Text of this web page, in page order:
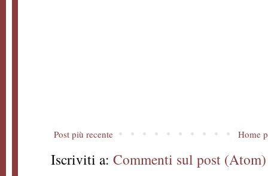
Post più recente Home
Iscriviti a: Commenti sul post (Atom)